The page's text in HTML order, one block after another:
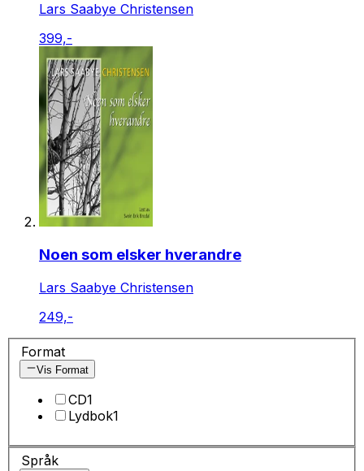
Lars Saabye Christensen
399,-
Noen som elsker hverandre
Lars Saabye Christensen
249,-
Format
Vis Format
CD1
Lydbok1
Språk